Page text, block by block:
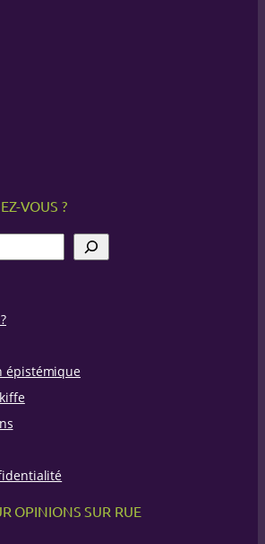
VOUS ?
épistémique
OPINIONS SUR RUE